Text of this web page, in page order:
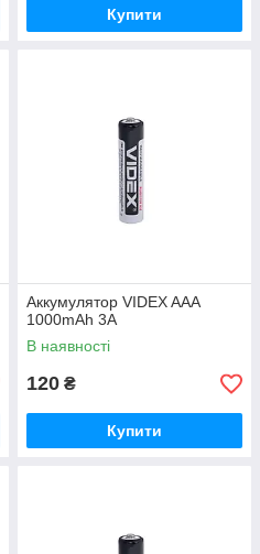
Купити
Аккумулятор VIDEX AАA
1000mAh 3A
В наявності
120 ₴
Купити